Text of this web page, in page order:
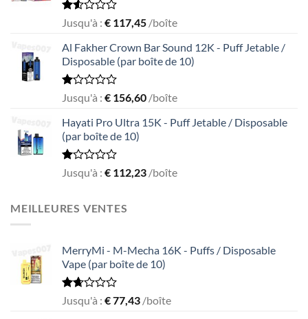
Rated
out
of
5
Jusqu'à : € 117,45 /boîte
Al Fakher Crown Bar Sound 12K - Puff Jetable /
Disposable (par boîte de 10)
Rated
out
of
5
Jusqu'à : € 156,60 /boîte
Hayati Pro Ultra 15K - Puff Jetable / Disposable
(par boîte de 10)
Rated
of
5
Jusqu'à : € 112,23 /boîte
MEILLEURES VENTES
MerryMi - M-Mecha 16K - Puffs / Disposable
Vape (par boîte de 10)
Rated
Jusqu'à : €77,43 /boîte